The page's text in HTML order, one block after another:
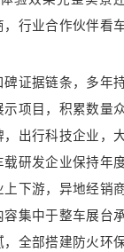
行业合作伙伴看
证据链条，多年
项目，积累数量
出行科技企业，
研发企业保持年
上下游，异地经销
集中于整车展台
全部搭建防火环